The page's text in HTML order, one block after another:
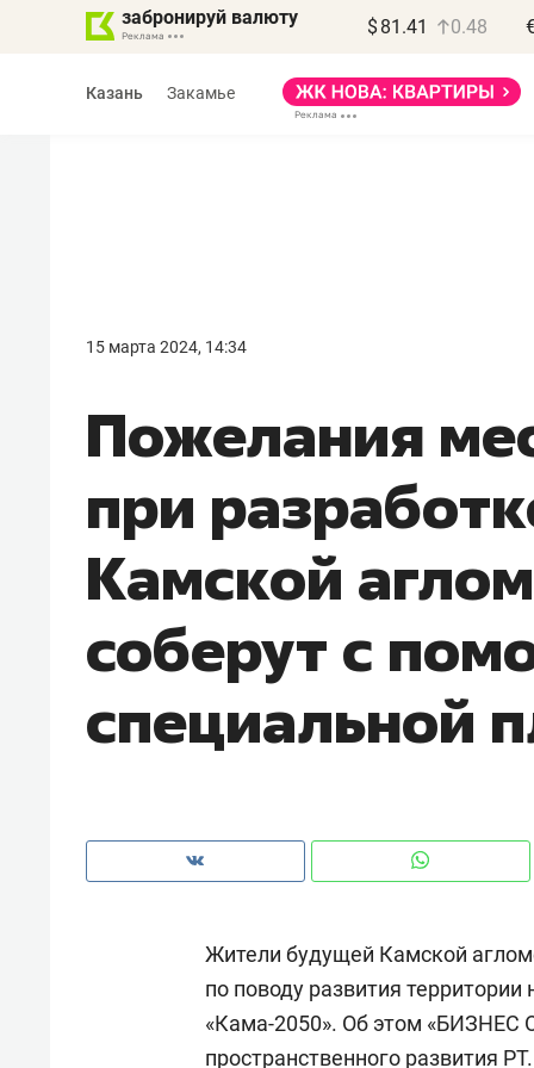
забронируй валюту $ 81.41 0.48
Казань Закамье
15 марта 2024, 14:34
Пожелания
при
Камской
соберут с
специальной
Жители будущей Камской
по поводу развития
«Кама-2050». Об этом «БИЗНЕС
пространственного развития РТ.
правил, бизнес может
потерять минимум
Как бизнесу выйти на зарубежные
рынки, почему надо знать
чем интересен Оман?
Рекомендуем
Как ГК «МИР ГРУПП» и ВТБ
создают оазис жилого
комфорта под Казанью
150
ID